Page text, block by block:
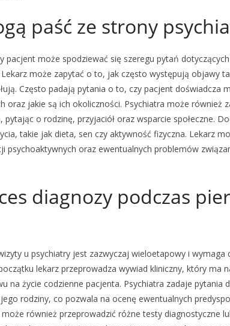
paść ze strony
pacjent może spodziewać się szeregu pytań
może zapytać o to, jak często występują objawy
Często padają pytania o to, czy pacjent doświadcza
oraz jakie są ich okoliczności. Psychiatra może również
o rodzinę, przyjaciół oraz wsparcie społeczne.
takie jak dieta, sen czy aktywność fizyczna. Lekarz
psychoaktywnych oraz ewentualnych problemów
diagnozy podczas
u psychiatry jest zazwyczaj wieloetapowy i wymaga
lekarz przeprowadza wywiad kliniczny, który ma
na życie codzienne pacjenta. Psychiatra zadaje pytania
rodziny, co pozwala na ocenę ewentualnych
również przeprowadzić różne testy diagnostyczne